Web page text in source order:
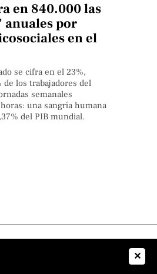
en 840.000 las
anuales por
en el
se cifra en el 23%,
los trabajadores del
semanales
una sangría humana
del PIB mundial.
✕